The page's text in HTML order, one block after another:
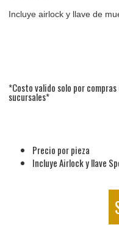
Incluye airlock y llave de
*Costo valido solo por
sucursales*
Precio por pieza
Incluye Airlock y llave